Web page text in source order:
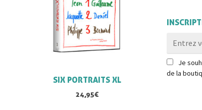
SIX PORTRAITS XL
24,95€
Je
de la